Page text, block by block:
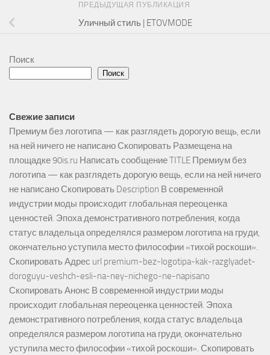
ПРЕДЫДУЩАЯ ПУБЛИКАЦИЯ
Уличный стиль | ETOVMODE
Поиск
Поиск
Свежие записи
Премиум без логотипа — как разглядеть дорогую вещь, если
на ней ничего не написано Скопировать Размещена на
площадке 90is.ru Написать сообщение TITLE Премиум без
логотипа — как разглядеть дорогую вещь, если на ней ничего
не написано Скопировать Description В современной
индустрии моды происходит глобальная переоценка
ценностей. Эпоха демонстративного потребления, когда
статус владельца определялся размером логотипа на груди,
окончательно уступила место философии «тихой роскоши».
Скопировать Адрес url premium-bez-logotipa-kak-razglyadet-
doroguyu-veshch-esli-na-ney-nichego-ne-napisano
Скопировать Анонс В современной индустрии моды
происходит глобальная переоценка ценностей. Эпоха
демонстративного потребления, когда статус владельца
определялся размером логотипа на груди, окончательно
уступила место философии «тихой роскоши». Скопировать